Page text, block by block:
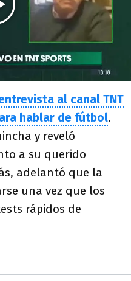
al canal TNT
hablar de fútbol.
y reveló
a su querido
adelantó que la
una vez que los
rápidos de